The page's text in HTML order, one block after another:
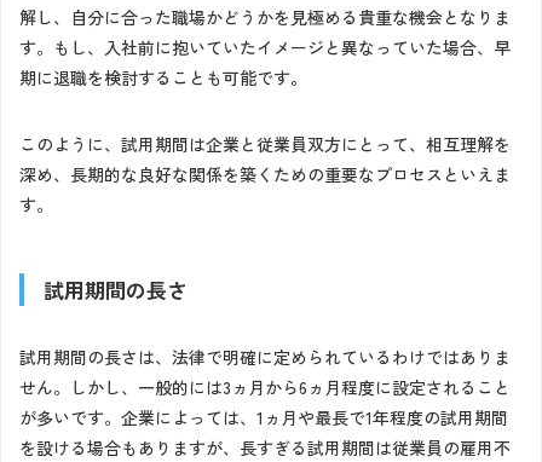
解し、自分に合った職場かどうかを見極める貴重な機会となりま
す。もし、入社前に抱いていたイメージと異なっていた場合、早
期に退職を検討することも可能です。
このように、試用期間は企業と従業員双方にとって、相互理解を
深め、長期的な良好な関係を築くための重要なプロセスといえま
す。
試用期間の長さ
試用期間の長さは、法律で明確に定められているわけではありま
せん。しかし、一般的には3ヵ月から6ヵ月程度に設定されること
が多いです。企業によっては、1ヵ月や最長で1年程度の試用期間
を設ける場合もありますが、長すぎる試用期間は従業員の雇用不